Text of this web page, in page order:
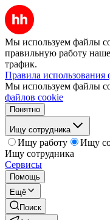
Мы используем файлы
правильную работу
трафик.
Правила использования
Мы используем файлы
файлов cookie
Понятно
Ищу сотрудника
Ищу работу
Ищу
Ищу сотрудника
Сервисы
Помощь
Ещё
Поиск